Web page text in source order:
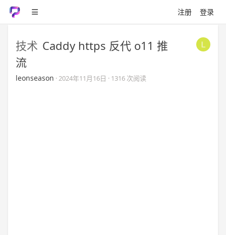
注册 登录
技术 Caddy https 反代 o11 推
流
leonseason ·2024年11月16日 · 1316 次阅读